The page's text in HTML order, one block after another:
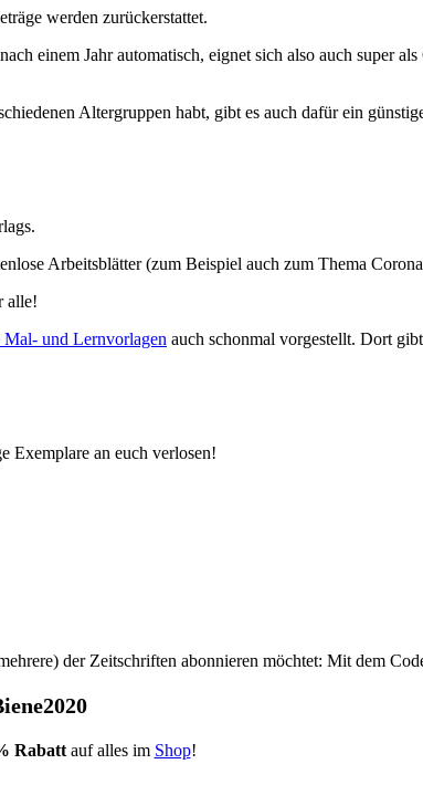
werden zurückerstattet.
einem Jahr automatisch, eignet sich also auch super
Altergruppen habt, gibt es auch dafür ein
Arbeitsblätter (zum Beispiel auch zum Thema
alle!
und Lernvorlagen auch schonmal vorgestellt. Dort
Exemplare an euch verlosen!
der Zeitschriften abonnieren möchtet: Mit dem
Rabattauf alles im Shop!